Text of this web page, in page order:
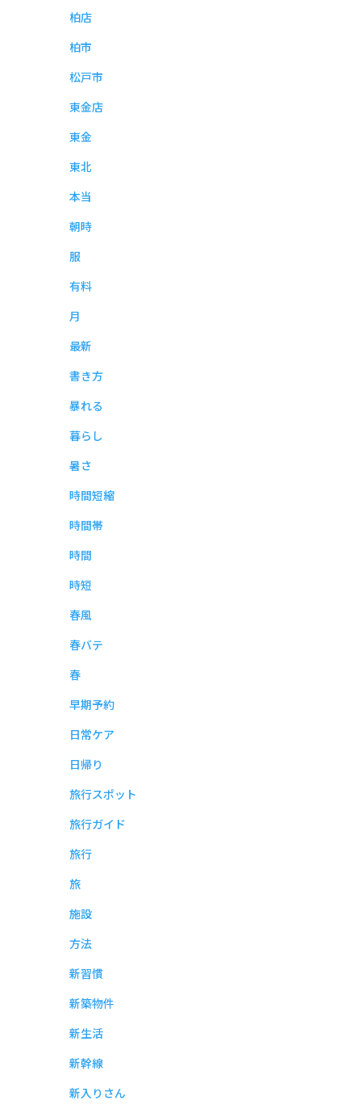
柏店
柏市
松戸市
東金店
東金
東北
本当
朝時
服
有料
月
最新
書き方
暴れる
暮らし
暑さ
時間短縮
時間帯
時間
時短
春風
春バテ
春
早期予約
日常ケア
日帰り
旅行スポット
旅行ガイド
旅行
旅
施設
方法
新習慣
新築物件
新生活
新幹線
新入りさん